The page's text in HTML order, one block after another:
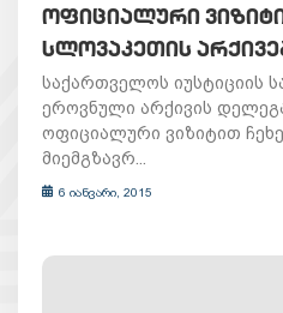
ᲝᲤᲘᲪᲘᲐᲚᲣᲠᲘ
ᲡᲚᲝᲕᲐᲙᲔᲗᲘᲡ
საქართველოს იუსტიციის
ეროვნული არქივის
ოფიციალური ვიზიტით
მიემგზავრ...
6 იანვარი, 2015